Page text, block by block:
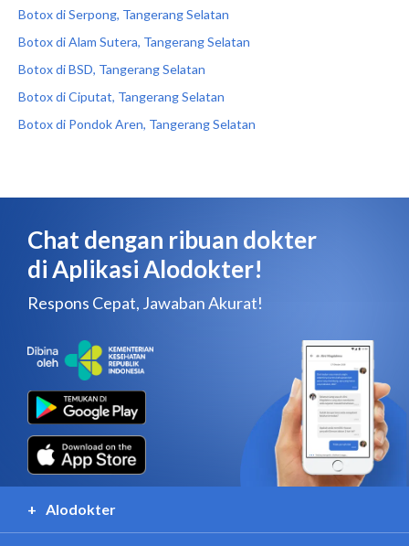
Botox di Serpong, Tangerang Selatan
Botox di Alam Sutera, Tangerang Selatan
Botox di BSD, Tangerang Selatan
Botox di Ciputat, Tangerang Selatan
Botox di Pondok Aren, Tangerang Selatan